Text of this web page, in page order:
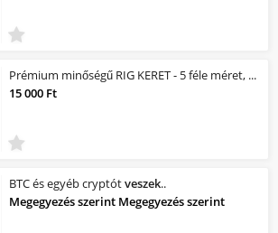
Prémium minőségű RIG KERET - 5 féle méret, számla, készletről
15 000 Ft
BTC és egyéb cryptótveszek..
Megegyezés szerint Megegyezés szerint